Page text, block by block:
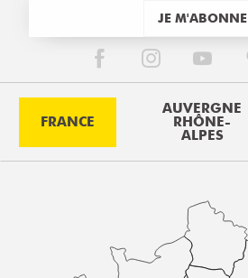
JE M'ABONNE
FRANCE
AUVERGNE
RHÔNE-
ALPES